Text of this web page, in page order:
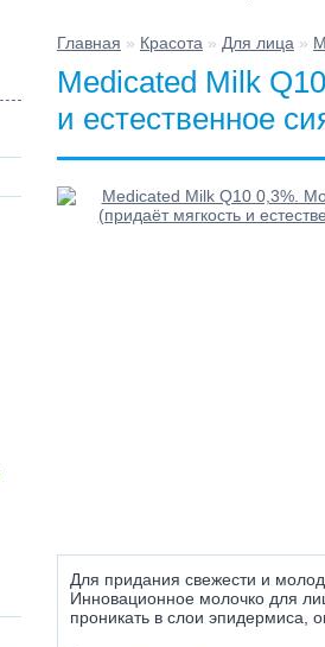
Главная » Красота » Для лица »
Medicated Milk
и естественное
Для придания свежести и
Инновационное молочко для
проникать в слои эпидермиса,